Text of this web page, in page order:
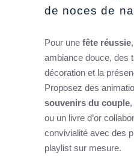
de noces de
Pour une fête réussie
ambiance douce, des
décoration et la
Proposez des
souvenirs du couple
ou un livre d’or
convivialité avec des
playlist sur mesure.